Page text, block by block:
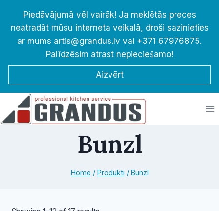
content
Piedāvājumā vēl vairāk! Ja meklētās preces
neatradāt mūsu interneta veikalā, droši sazinieties
ar mums artis@grandus.lv vai +371 67976875.
Palīdzēsim atrast nepieciešamo!
Aizvērt
Bunzl
Home / Produkti / Bunzl